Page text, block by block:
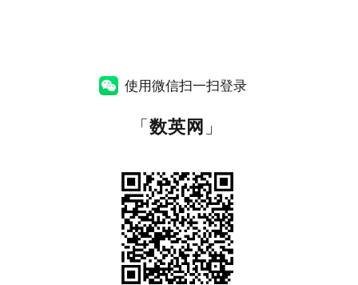
使用微信扫一扫登录
「数英网 」